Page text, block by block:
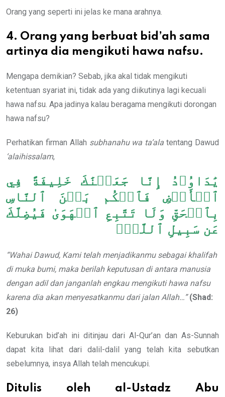
Orang yang seperti ini jelas ke mana arahnya.
4. Orang yang berbuat bid’ah sama
artinya dia mengikuti hawa nafsu.
Mengapa demikian? Sebab, jika akal tidak mengikuti
ketentuan syariat ini, tidak ada yang diikutinya lagi kecuali
hawa nafsu. Apa jadinya kalau beragama mengikuti dorongan
hawa nafsu?
Perhatikan firman Allah subhanahu wa ta’ala tentang Dawud
‘alaihissalam,
يَٰدَاوُۥدُ إِنَّا جَعَلۡنَٰكَ خَلِيفَةً فِي
ٱلۡأَرۡضِ فَٱحۡكُم بَيۡنَ ٱلنَّاسِ
بِٱلۡحَقِّ وَلَا تَتَّبِعِ ٱلۡهَوَىٰ فَيُضِلَّكَ
عَن سَبِيلِ ٱللَّهِۚ
“Wahai Dawud, Kami telah menjadikanmu sebagai khalifah
di muka bumi, maka berilah keputusan di antara manusia
dengan adil dan janganlah engkau mengikuti hawa nafsu
karena dia akan menyesatkanmu dari jalan Allah…” (Shad:
26)
Keburukan bid’ah ini ditinjau dari Al-Qur’an dan As-Sunnah
dapat kita lihat dari dalil-dalil yang telah kita sebutkan
sebelumnya, insya Allah telah mencukupi.
Ditulis oleh al-Ustadz Abu